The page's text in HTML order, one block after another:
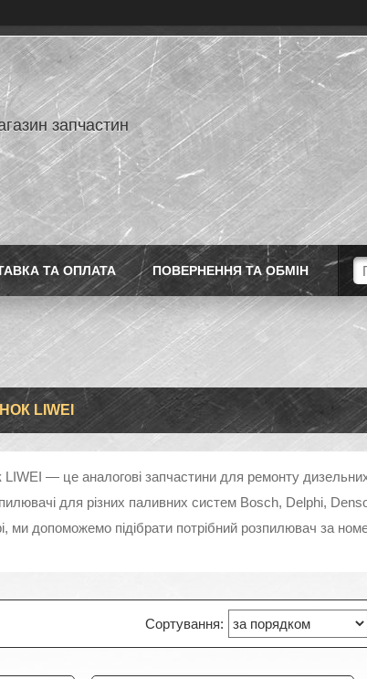
запчастин
ТА ОПЛАТА ПОВЕРНЕННЯ ТА ОБМІН
LIWEI
LIWEI — це аналогові запчастини для ремонту
для різних паливних систем Bosch, Delphi,
ми допоможемо підібрати потрібний розпилювач за